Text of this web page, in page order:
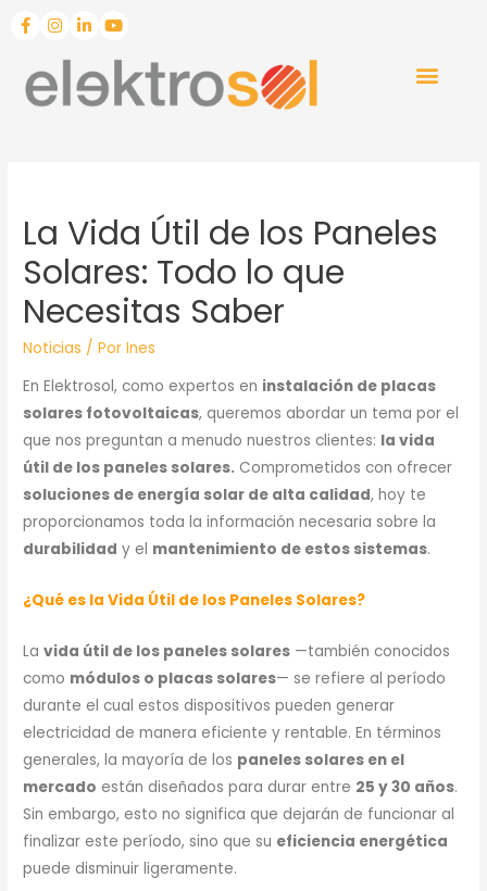
La Vida Útil de los Paneles
Solares: Todo lo que
Necesitas Saber
Noticias / PorInes
En Elektrosol, como expertos en instalación de placas
solares fotovoltaicas, queremos abordar un tema por el
que nos preguntan a menudo nuestros clientes: la vida
útil de los paneles solares. Comprometidos con ofrecer
soluciones de energía solar de alta calidad, hoy te
proporcionamos toda la información necesaria sobre la
durabilidad y el mantenimiento de estos sistemas.
¿Qué es la Vida Útil de los Paneles Solares?
Lavida útil de los paneles solares —también conocidos
como módulos o placas solares— se refiere al período
durante el cual estos dispositivos pueden generar
electricidad de manera eficiente y rentable. En términos
generales, la mayoría de los paneles solares en el
mercado están diseñados para durar entre 25 y 30 años.
Sin embargo, esto no significa que dejarán de funcionar al
finalizar este período, sino que su eficiencia energética
puede disminuir ligeramente.